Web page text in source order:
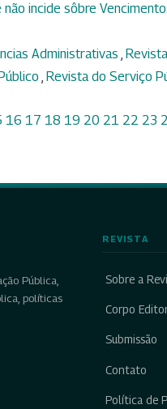
incide sôbre
Administrativas ,
, Revista do Serviço
16 17 18 19 20 21 22 23
Pública,
políticas
REVISTA
Sobre a
Corpo
Submissão
Contato
Política de